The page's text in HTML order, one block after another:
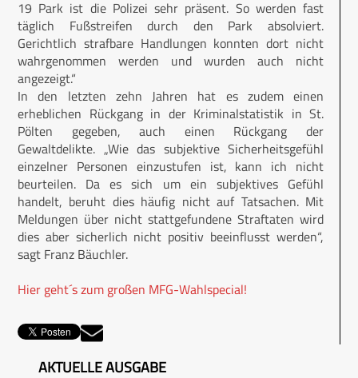
19 Park ist die Polizei sehr präsent. So werden fast
täglich Fußstreifen durch den Park absolviert.
Gerichtlich strafbare Handlungen konnten dort nicht
wahrgenommen werden und wurden auch nicht
angezeigt.“
In den letzten zehn Jahren hat es zudem einen
erheblichen Rückgang in der Kriminalstatistik in St.
Pölten gegeben, auch einen Rückgang der
Gewaltdelikte. „Wie das subjektive Sicherheitsgefühl
einzelner Personen einzustufen ist, kann ich nicht
beurteilen. Da es sich um ein subjektives Gefühl
handelt, beruht dies häufig nicht auf Tatsachen. Mit
Meldungen über nicht stattgefundene Straftaten wird
dies aber sicherlich nicht positiv beeinflusst werden“,
sagt Franz Bäuchler.
Hier geht´s zum großen MFG-Wahlspecial!
AKTUELLE AUSGABE